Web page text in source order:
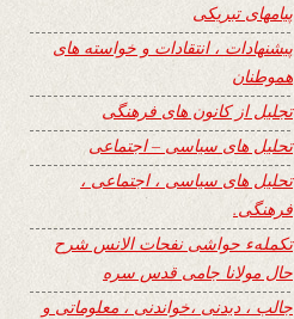
پیامهای تبریکی
پیشنهادات ، انتقادات و خواسته های
هموطنان
تجلیل از کانون های فرهنگی
تحلیل های سیاسی – اجتماعی
تحلیل های سیاسی ، اجتماعی ،
فرهنگی.
تکملهء حواشی نفحات الانس شرح
حال مولانا جامی قدس سره
جالب ، دیدنی ،خواندنی ، معلوماتی و